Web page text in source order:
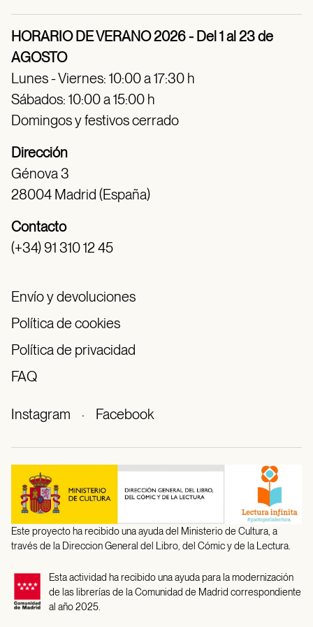
HORARIO DE VERANO 2026 - Del 1 al 23 de
AGOSTO
Lunes - Viernes: 10:00 a 17:30 h
Sábados: 10:00 a 15:00 h
Domingos y festivos cerrado
Dirección
Génova 3
28004 Madrid (España)
Contacto
(+34) 91 310 12 45
Envío y devoluciones
Política de cookies
Política de privacidad
FAQ
Instagram · Facebook
Este proyecto ha recibido una ayuda del Ministerio de Cultura, a
través de la Direccion General del Libro, del Cómic y de la Lectura.
Esta actividad ha recibido una ayuda para la modernización
de las librerías de la Comunidad de Madrid correspondiente
al año 2025.